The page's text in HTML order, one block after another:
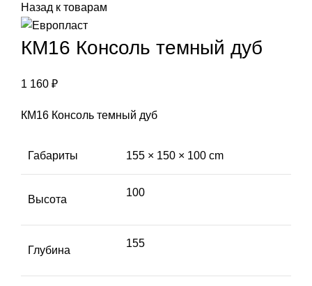
Назад к товарам
КМ16 Консоль темный дуб
1 160 ₽
КМ16 Консоль темный дуб
Габариты 155 × 150 × 100 cm
Высота
100
Глубина
155